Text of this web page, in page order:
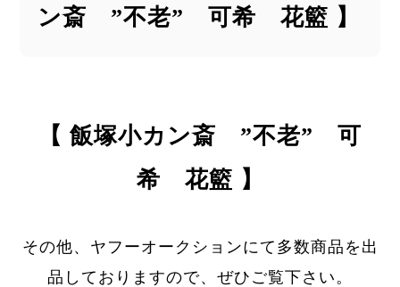
ン斎 ”不老” 可希 花籃 】
【 飯塚小カン斎 ”不老” 可
希 花籃 】
その他、ヤフーオークションにて多数商品を出
品しておりますので、ぜひご覧下さい。